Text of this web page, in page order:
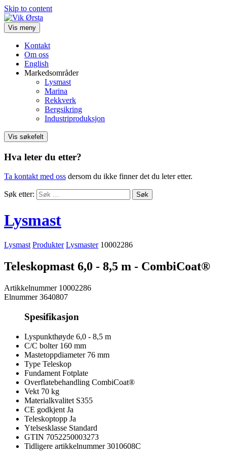
Skip to content
Vis meny
Kontakt
Om oss
English
Markedsområder
Lysmast
Marina
Rekkverk
Bergsikring
Industriproduksjon
Vis søkefelt
Hva leter du etter?
Ta kontakt med oss dersom du ikke finner det du leter etter.
Søk etter:
Lysmast
Lysmast Produkter Lysmaster 10002286
Teleskopmast 6,0 - 8,5 m - CombiCoat®
Artikkelnummer 10002286
Elnummer 3640807
Spesifikasjon
Lyspunkthøyde 6,0 - 8,5 m
C/C bolter 160 mm
Mastetoppdiameter 76 mm
Type Teleskop
Fundament Fotplate
Overflatebehandling CombiCoat®
Vekt 70 kg
Materialkvalitet S355
CE godkjent Ja
Teleskoptopp Ja
Ytelsesklasse Standard
GTIN 7052250003273
Tidligere artikkelnummer 3010608C